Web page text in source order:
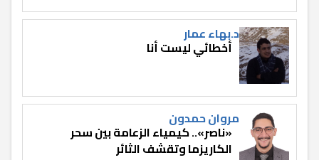
د.بهاء عمار
أخطائي ليست أنا
مروان حمدون
«ناصر».. كيمياء الزعامة بين سحر
الكاريزما وتقشف الثائر